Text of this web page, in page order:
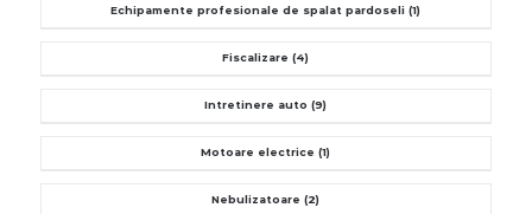
Echipamente profesionale de spalat pardoseli(1)
Fiscalizare(4)
Intretinere auto(9)
Motoare electrice(1)
Nebulizatoare(2)